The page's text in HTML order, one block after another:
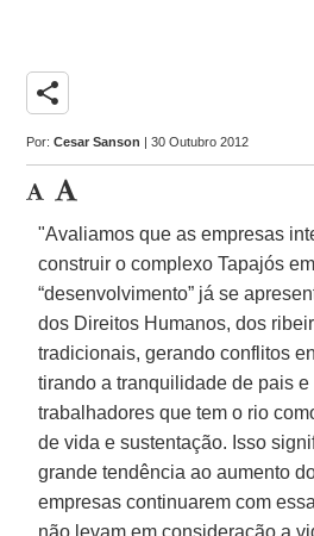
share
Por:Cesar Sanson | 30 Outubro 2012
"Avaliamos que as empresas
construir o complexo Tapajós
“desenvolvimento” já se
dos Direitos Humanos, dos
tradicionais, gerando conflitos
tirando a tranquilidade de pais
trabalhadores que tem o rio
de vida e sustentação. Isso
grande tendência ao aumento
empresas continuarem com
não levam em consideração a